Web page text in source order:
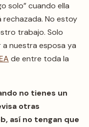
solo” cuando ella
rechazada. No estoy
trabajo. Solo
a nuestra esposa ya
de entre toda la
no tienes un
otras
así no tengan que